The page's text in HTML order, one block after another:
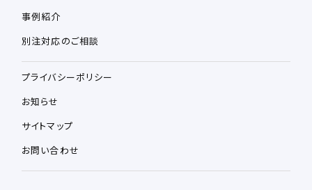
事例紹介
別注対応のご相談
プライバシーポリシー
お知らせ
サイトマップ
お問い合わせ